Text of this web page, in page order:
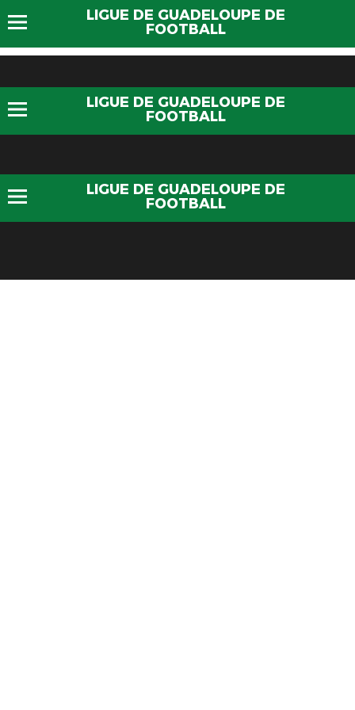
LIGUE DE GUADELOUPE DE
FOOTBALL